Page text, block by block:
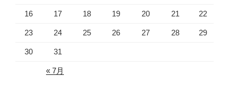
16 17 18 19 20 21 22
23 24 25 26 27 28 29
30 31
« 7月